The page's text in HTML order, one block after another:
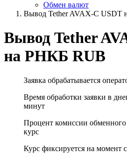
Обмен валют
Вывод Tether AVAX-C USDT
Вывод Tether
на РНКБ RUB
Заявка обрабатывается
Время обработки заявки в
минут
Процент комиссии
курс
Курс фиксируется на момент